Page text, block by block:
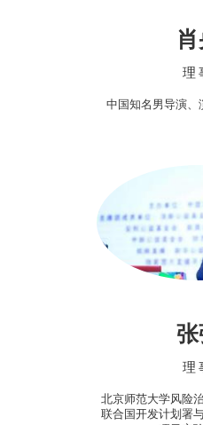
理
中国知名男导演
理
北京师范大学风险
联合国开发计划署